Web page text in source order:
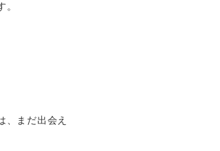
、まだ出会え